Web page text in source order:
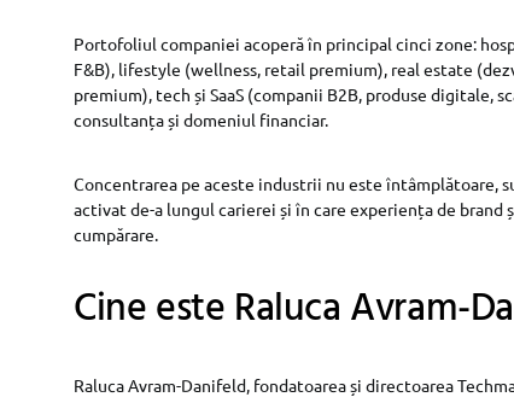
Portofoliul companiei acoperă în principal cinci zone:
F&B), lifestyle (wellness, retail premium), real estate
premium), tech și SaaS (companii B2B, produse digitale,
consultanța și domeniul financiar.
Concentrarea pe aceste industrii nu este întâmplătoare,
activat de-a lungul carierei și în care experiența de brand
cumpărare.
Cine este Raluca Avram-
Raluca Avram-Danifeld, fondatoarea și directoarea